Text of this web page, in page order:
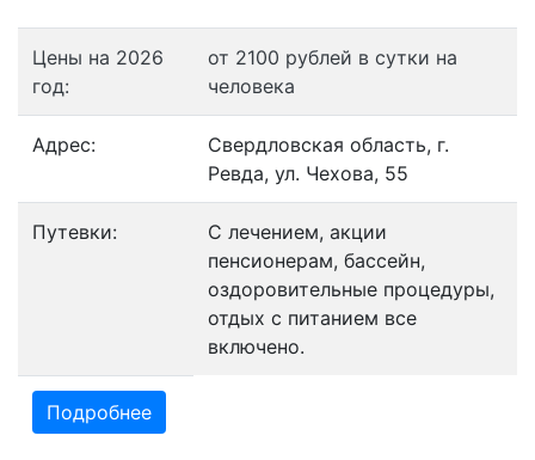
Цены на 2026
год:
от 2100 рублей в сутки на
человека
Адрес:
Свердловская область, г.
Ревда, ул. Чехова, 55
Путевки:
С лечением, акции
пенсионерам, бассейн,
оздоровительные процедуры,
отдых с питанием все
включено.
Подробнее